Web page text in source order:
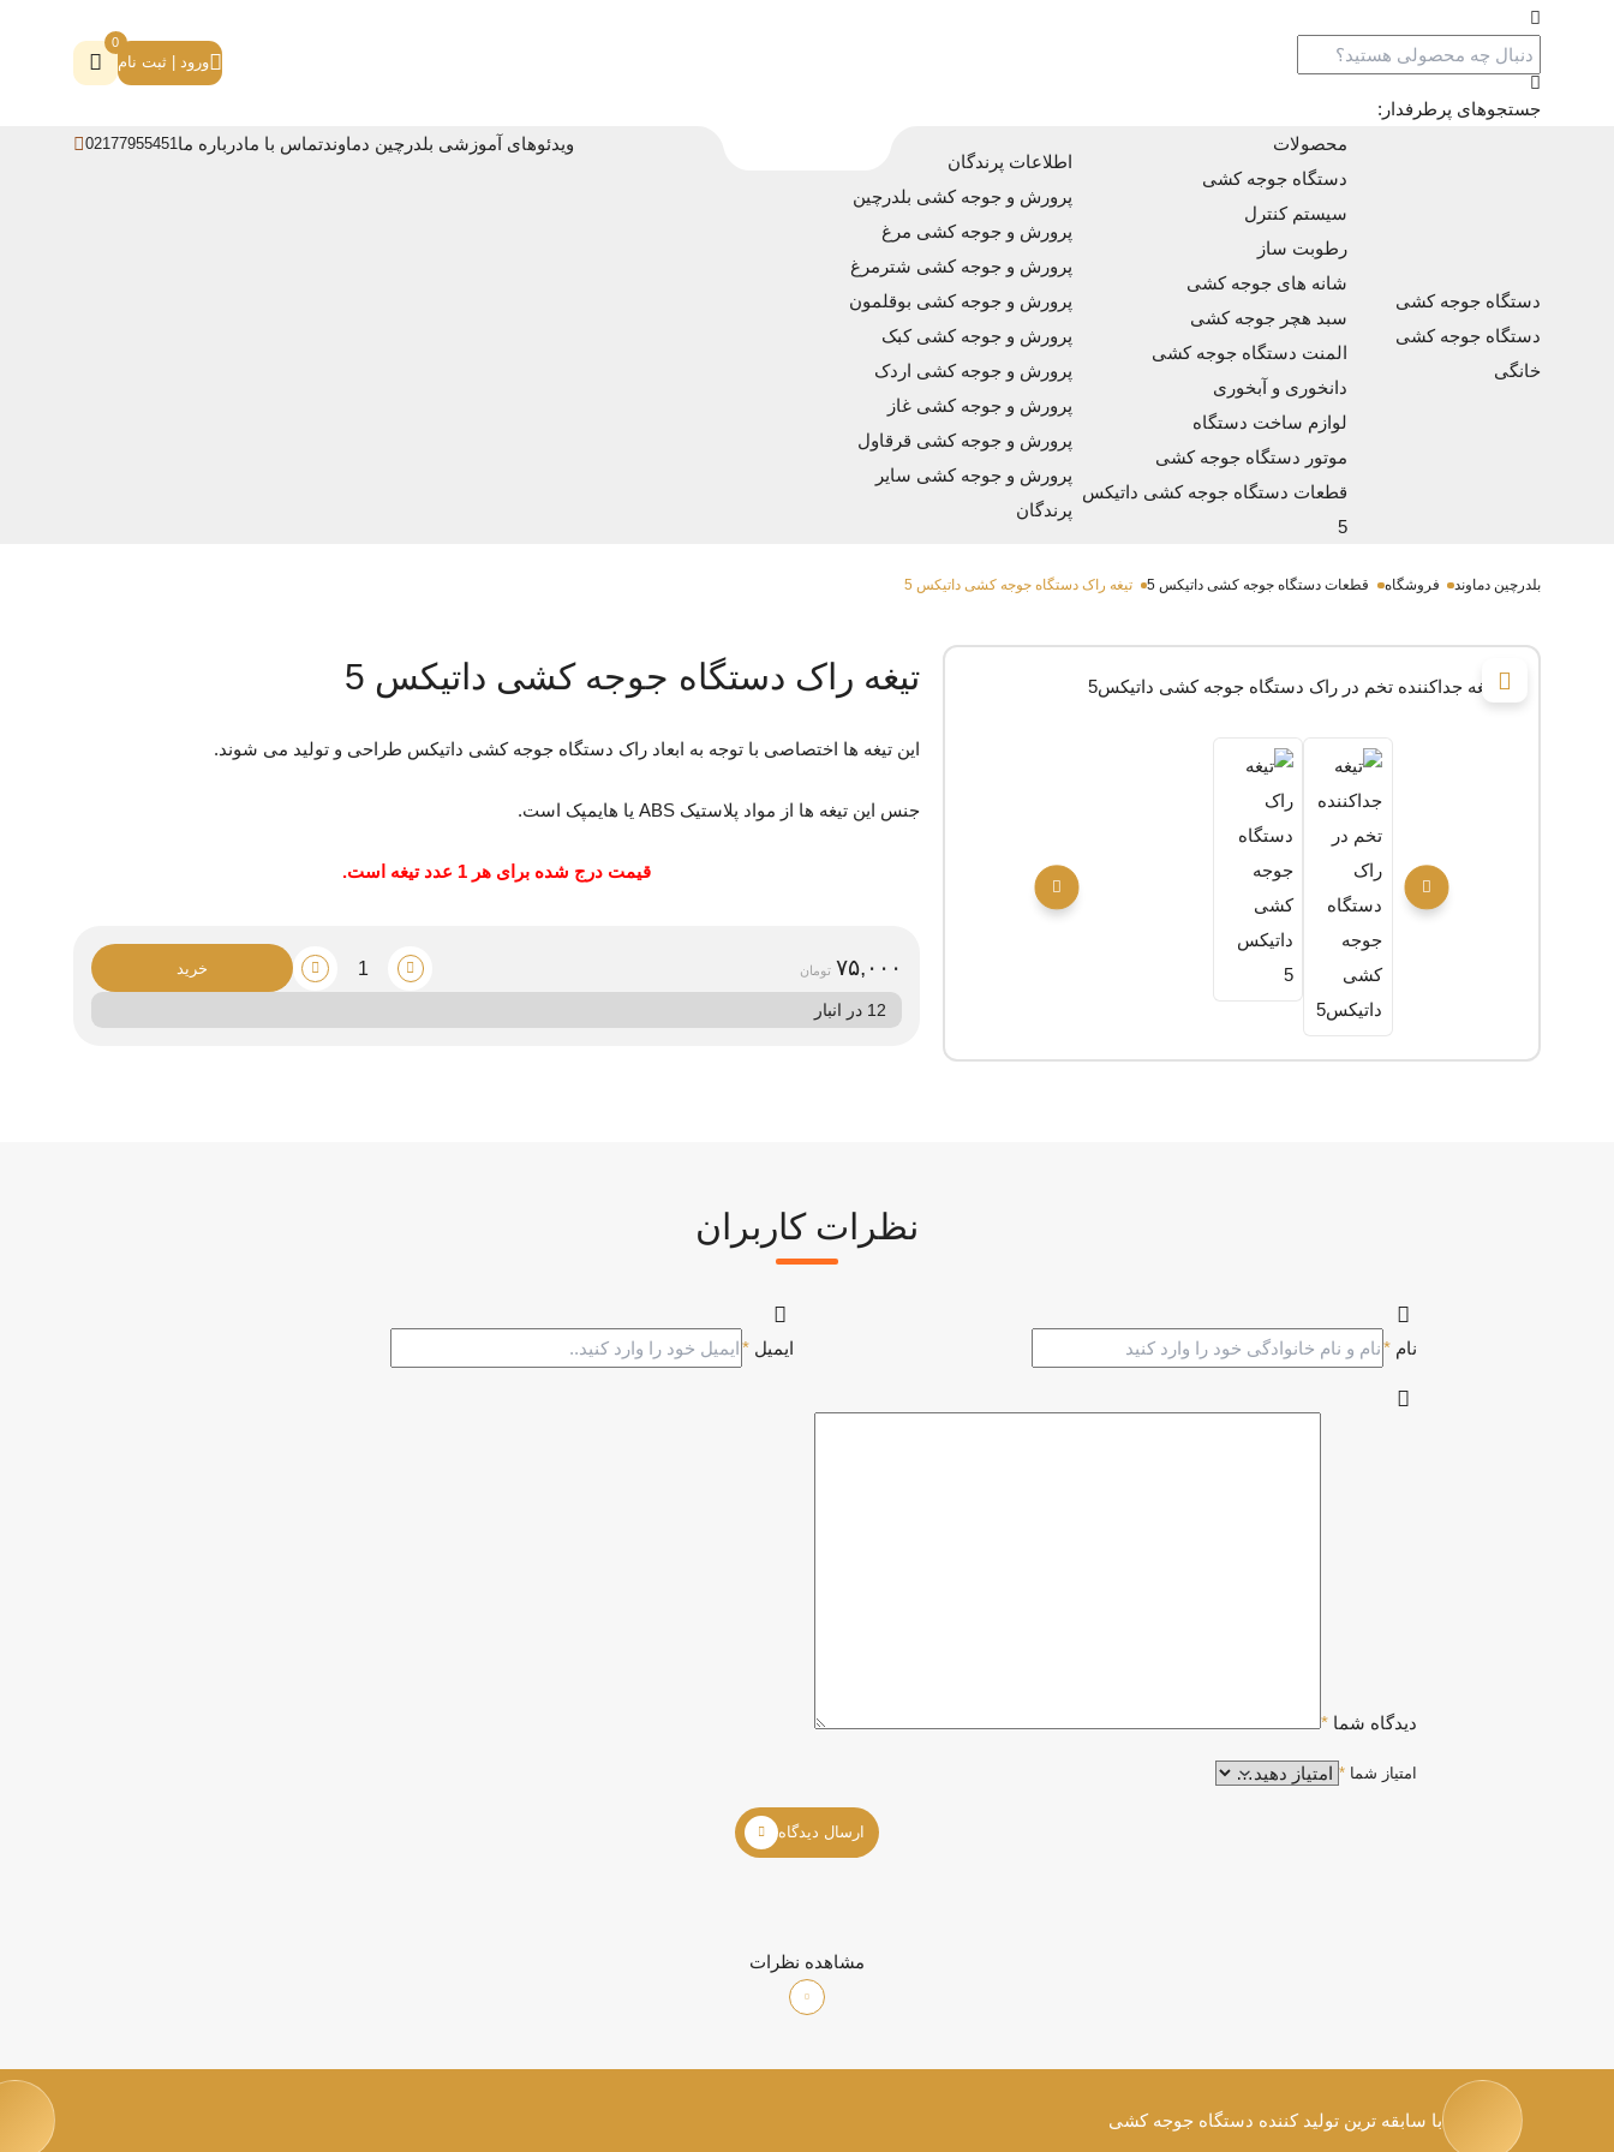
جستجوهای پرطرفدار:
ورود | ثبت نام
0
دستگاه جوجه کشی
دستگاه جوجه کشی
خانگی
محصولات
دستگاه جوجه کشی
سیستم کنترل
رطوبت ساز
شانه های جوجه کشی
سبد هچر جوجه کشی
المنت دستگاه جوجه کشی
دانخوری و آبخوری
لوازم ساخت دستگاه
موتور دستگاه جوجه کشی
قطعات دستگاه جوجه کشی داتیکس
5
اطلاعات پرندگان
پرورش و جوجه کشی بلدرچین
پرورش و جوجه کشی مرغ
پرورش و جوجه کشی شترمرغ
پرورش و جوجه کشی بوقلمون
پرورش و جوجه کشی کبک
پرورش و جوجه کشی اردک
پرورش و جوجه کشی غاز
پرورش و جوجه کشی قرقاول
پرورش و جوجه کشی سایر
پرندگان
ویدئوهای آموزشی بلدرچین دماوندتماس با مادرباره ما 02177955451
بلدرچین دماوند فروشگاه قطعات دستگاه جوجه کشی داتیکس 5 تیغه راک دستگاه جوجه کشی داتیکس 5
تیغه راک دستگاه جوجه کشی داتیکس 5
این تیغه ها اختصاصی با توجه به ابعاد راک دستگاه جوجه کشی داتیکس طراحی و تولید می شوند.
جنس این تیغه ها از مواد پلاستیک ABS یا هایمپک است.
قیمت درج شده برای هر 1 عدد تیغه است.
۷۵,۰۰۰ تومان
12 در انبار
خرید
نظرات کاربران
نام* ایمیل*
دیدگاه شما*
امتیاز شما*
ارسال دیدگاه
مشاهده نظرات
با سابقه ترین تولید کننده دستگاه جوجه کشی